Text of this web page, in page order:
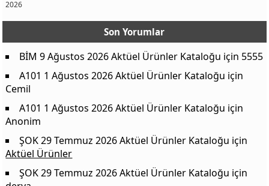
Nestle Nesquik Sütlü Çikolatalı Gofret 26,7 g
Nestle Classic Çikolata 60 g
Torku Fındık Kremalı Çıtır Gofret 12x30 g
Seyidoğlu Pekmez 700 g (Üzüm/Dut)
99,50 TL
Cornetto Disc Mango & Vanilya 130 ml
70,00 TL
Nogger Kaymak & Çikolata Sandviç 145 ml
Max Porti 55 ml
5,00 TL
2026
Son Yorumlar
BİM 9 Ağustos 2026 Aktüel Ürünler Kataloğu için 5555
A101 1 Ağustos 2026 Aktüel Ürünler Kataloğu için
Cemil
A101 1 Ağustos 2026 Aktüel Ürünler Kataloğu için
Anonim
ŞOK 29 Temmuz 2026 Aktüel Ürünler Kataloğu için
Aktüel Ürünler
ŞOK 29 Temmuz 2026 Aktüel Ürünler Kataloğu için